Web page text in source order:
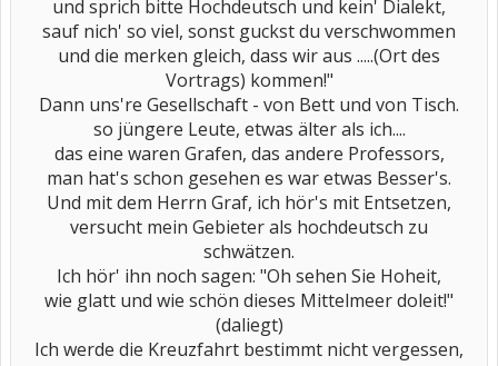
und sprich bitte Hochdeutsch und kein' Dialekt,
sauf nich' so viel, sonst guckst du verschwommen
und die merken gleich, dass wir aus .....(Ort des
Vortrags) kommen!"
Dann uns're Gesellschaft - von Bett und von Tisch.
so jüngere Leute, etwas älter als ich....
das eine waren Grafen, das andere Professors,
man hat's schon gesehen es war etwas Besser's.
Und mit dem Herrn Graf, ich hör's mit Entsetzen,
versucht mein Gebieter als hochdeutsch zu
schwätzen.
Ich hör' ihn noch sagen: "Oh sehen Sie Hoheit,
wie glatt und wie schön dieses Mittelmeer doleit!"
(daliegt)
Ich werde die Kreuzfahrt bestimmt nicht vergessen,